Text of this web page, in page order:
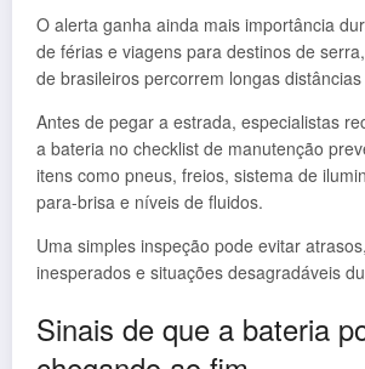
O alerta ganha ainda mais importância
de férias e viagens para destinos de
de brasileiros percorrem longas
Antes de pegar a estrada, especialistas
a bateria no checklist de manutenção
itens como pneus, freios, sistema de
para-brisa e níveis de fluidos.
Uma simples inspeção pode evitar
inesperados e situações desagradáveis
Sinais de que a bateria